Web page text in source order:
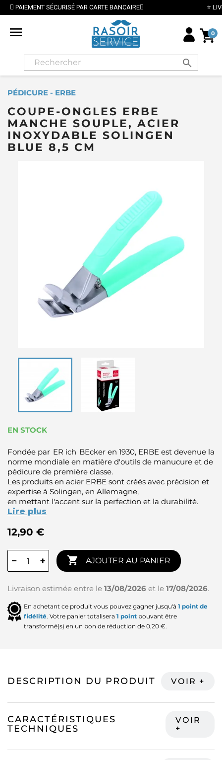
CARTE BANCAIRE ⭐ LIVRAISON GRATUITE EN
 0
search
PÉDICURE - ERBE
COUPE-ONGLES ERBE
MANCHE SOUPLE, ACIER
INOXYDABLE SOLINGEN
BLUE 8,5 CM
EN STOCK
Fondée par ER ich BEcker en 1930, ERBE est devenue la
norme mondiale en matière d'outils de manucure et de
pédicure de première classe.
Les produits en acier ERBE sont créés avec précision et
expertise à Solingen, en Allemagne,
en mettant l'accent sur la perfection et la durabilité.
Lire plus
12,90 €
− +  AJOUTER AU PANIER
Livraison estimée entre le 13/08/2026 et le 17/08/2026.
En achetant ce produit vous pouvez gagner jusqu'à 1 point de
fidélité. Votre panier totalisera 1 point pouvant être
transformé(s) en un bon de réduction de 0,20 €.
DESCRIPTION DU PRODUIT
CARACTÉRISTIQUES
TECHNIQUES